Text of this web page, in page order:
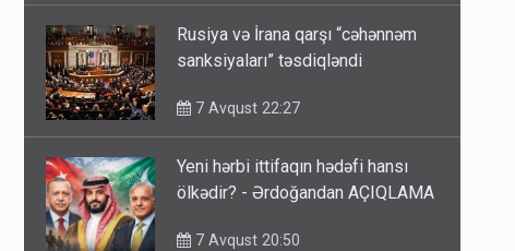
Rusiya və İrana qarşı “cəhənnəm
sanksiyaları” təsdiqləndi
7 Avqust 22:27
Yeni hərbi ittifaqın hədəfi hansı
ölkədir? - Ərdoğandan AÇIQLAMA
7 Avqust 20:50